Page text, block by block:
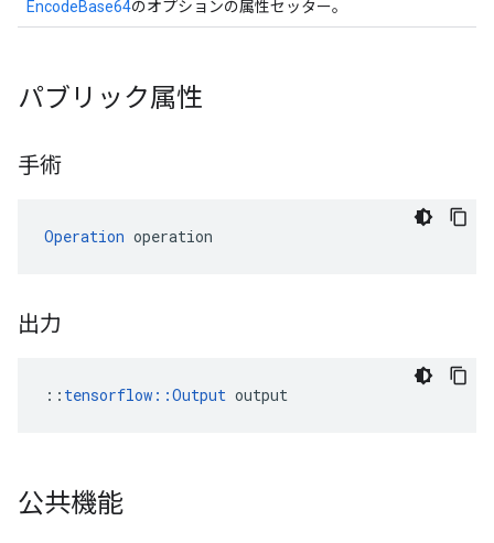
EncodeBase64のオプションの属性セッター。
パブリック属性
手術
Operation operation
出力
:: tensorflow::Output output
公共機能